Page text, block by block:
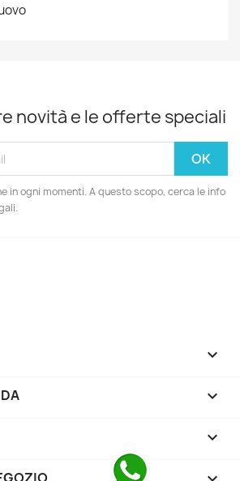
novità e le offerte speciali
in ogni momenti. A questo scopo, cerca le info


